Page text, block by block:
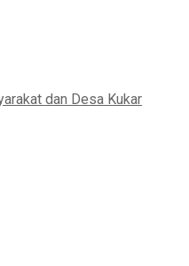
dan Desa Kukar